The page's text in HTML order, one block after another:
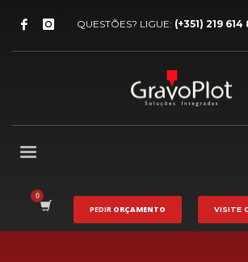
QUESTÕES? LIGUE: (+351) 219 614
PEDIR ORÇAMENTO VISITE